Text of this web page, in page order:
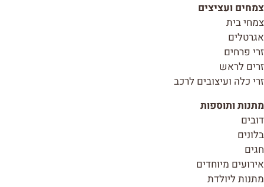
צמחים ועציצים
צמחי בית
אגרטלים
זרי פרחים
זרים לראש
זרי כלה ועיצובים לרכב
מתנות ותוספות
דובים
בלונים
חגים
אירועים מיוחדים
מתנות ליולדת